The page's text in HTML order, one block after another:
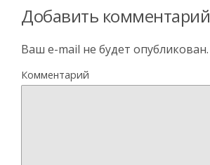
Добавить комментарий
Ваш e-mail не будет опубликован.
Комментарий